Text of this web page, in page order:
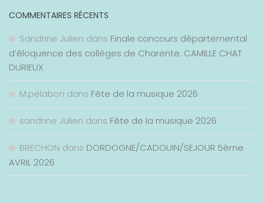
COMMENTAIRES RÉCENTS
Sandrine Julien dans Finale concours départemental
d’éloquence des collèges de Charente. CAMILLE CHAT
DURIEUX
M.pelabon dans Fête de la musique 2026
sandrine Julien dans Fête de la musique 2026
BRECHON dans DORDOGNE/CADOUIN/SEJOUR 5ème
AVRIL 2026